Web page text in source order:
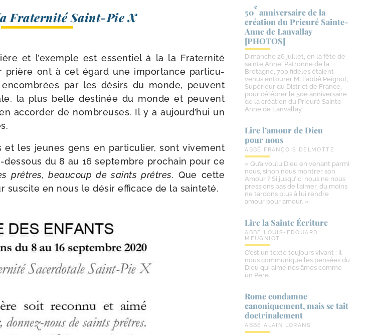
Fraternité Saint-​Pie X
et l’exemple est essen­tiel à la la Fraternité
prière ont à cet égard une impor­tance par­ti­cu­
par les dési­rs du monde, peuvent
la plus belle des­ti­née du monde et peuvent
accor­der de nom­breuses. Il y a aujourd’­hui un
et les jeunes gens en par­ti­cu­lier, sont vive­ment
du 8 au 16 sep­tembre pro­chain pour ce
prêtres, beau­coup de saints prêtres. Que cette
sus­cite en nous le désir effi­cace de la sainteté.
50
e
anniversaire de la
création du Prieuré Sainte-​
Anne de Lanvallay
[PHOTOS]
Dimanche 26 juillet, en la fête de
sainte Anne, Patronne de la
Bretagne, 700 fidèles étaient
venus entourer M. l'abbé Peignot,
Supérieur du District de France,
pour célébrer le 50e anniversaire
de la création du Prieuré Sainte-
Anne de Lanvallay
Lire l’amour de Dieu
pour nous
ABBÉ FRANÇOIS DELMOTTE
« Qu’a voulu Dieu en venant parmi
nous, sinon nous montrer son
Amour ? Si jusqu’ici nous ne nous
pressions pas de l’aimer, du moins
ne tardons plus à lui rendre
amour pour amour. »
Lire la Sainte Écriture
ABBÉ LOUIS-EDOUARD
MEUGNIOT
C’est un texte toujours vivant ; il
nous communique les pensées du
Dieu qui aime nos âmes comme
un Père.
Rome condamne
canoniquement, mais se tait
doctrinalement
ABBÉ ALAIN LORANS